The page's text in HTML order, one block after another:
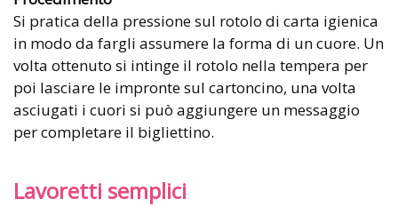
Si pratica della pressione sul rotolo di carta igienica
in modo da fargli assumere la forma di un cuore. Un
volta ottenuto si intinge il rotolo nella tempera per
poi lasciare le impronte sul cartoncino, una volta
asciugati i cuori si può aggiungere un messaggio
per completare il bigliettino.
Lavoretti semplici